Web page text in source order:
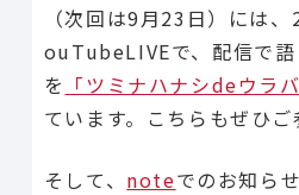
（次回は9月23日）には
ouTubeLIVEで、配信で
を 「ツミナハナシdeウラバ
ています。こちらもぜひご
そして、 noteでのお知ら